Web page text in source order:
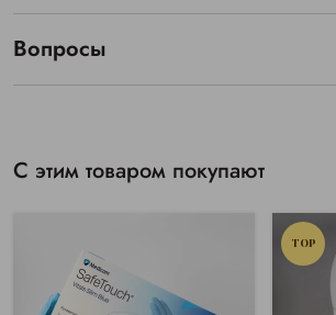
Вопросы
С этим товаром покупают
TOP